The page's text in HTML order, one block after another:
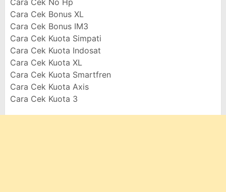
Cara Cek No Hp
Cara Cek Bonus XL
Cara Cek Bonus IM3
Cara Cek Kuota Simpati
Cara Cek Kuota Indosat
Cara Cek Kuota XL
Cara Cek Kuota Smartfren
Cara Cek Kuota Axis
Cara Cek Kuota 3